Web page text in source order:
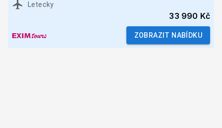
Letecky
33 990 Kč
ZOBRAZIT NABÍDKU